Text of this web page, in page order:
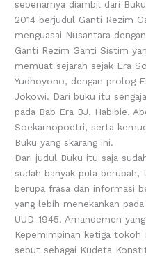
sebenarnya diambil dari
2014 berjudul Ganti Rezim
menguasai Nusantara
Ganti Rezim Ganti Sistim
memuat sejarah sejak Era
Yudhoyono, dengan prolog
Jokowi. Dari buku itu
pada Bab Era BJ. Habibie,
Soekarnopoetri, serta
Buku yang skarang ini.
Dari judul Buku itu saja
sudah banyak pula
berupa frasa dan informasi
yang lebih menekankan
UUD-1945. Amandemen
Kepemimpinan ketiga
sebut sebagai Kudeta